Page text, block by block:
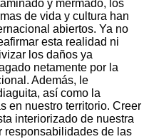
y mermado, los
de vida y cultura han
abiertos. Ya no
esta realidad ni
los daños ya
netamente por la
Además, le
así como la
en nuestro territorio. Creer
interiorizado de nuestra
responsabilidades de las